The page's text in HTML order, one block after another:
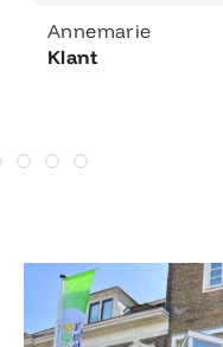
Annemarie
Klant